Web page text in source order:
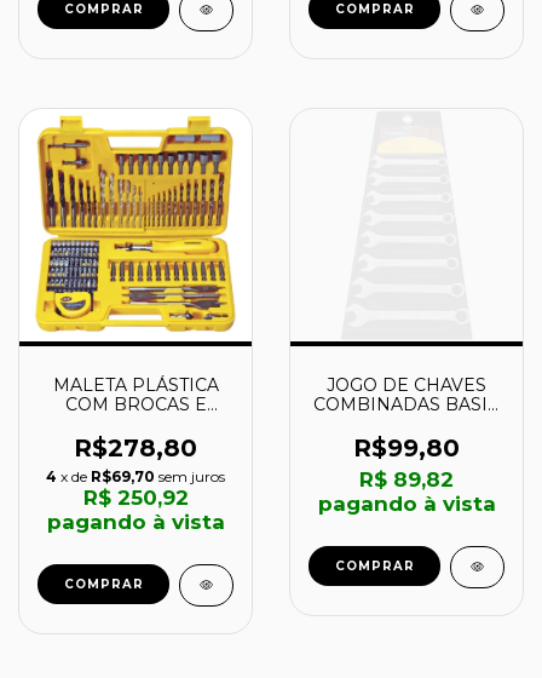
COMPRAR COMPRAR
MALETA PLÁSTICA
COM BROCAS E
USO DOMÉSTICO 110
PEÇAS - 43145110 -
TRAMONTINA
R$278,80
4 x de R$69,70 sem juros
R$ 250,92
pagando à vista
JOGO DE CHAVES
COMBINADAS BASIC
ESPECIAL CROMADO
8 PEÇAS - 41128208 -
TRAMONTINA
R$99,80
R$ 89,82
pagando à vista